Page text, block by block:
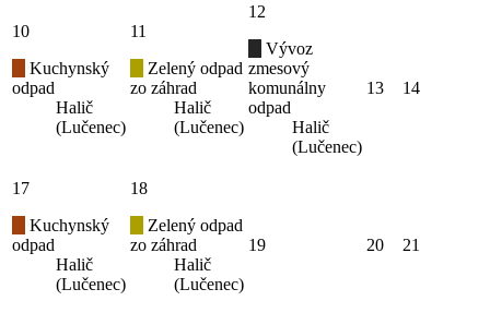
10
Kuchynský
odpad
Halič
(Lučenec)
11
Zelený odpad
zo záhrad
Halič
(Lučenec)
12
Vývoz
zmesový
komunálny
odpad
Halič
(Lučenec)
13 14
17
Kuchynský
odpad
Halič
(Lučenec)
18
Zelený odpad
zo záhrad
Halič
(Lučenec)
19 20 21